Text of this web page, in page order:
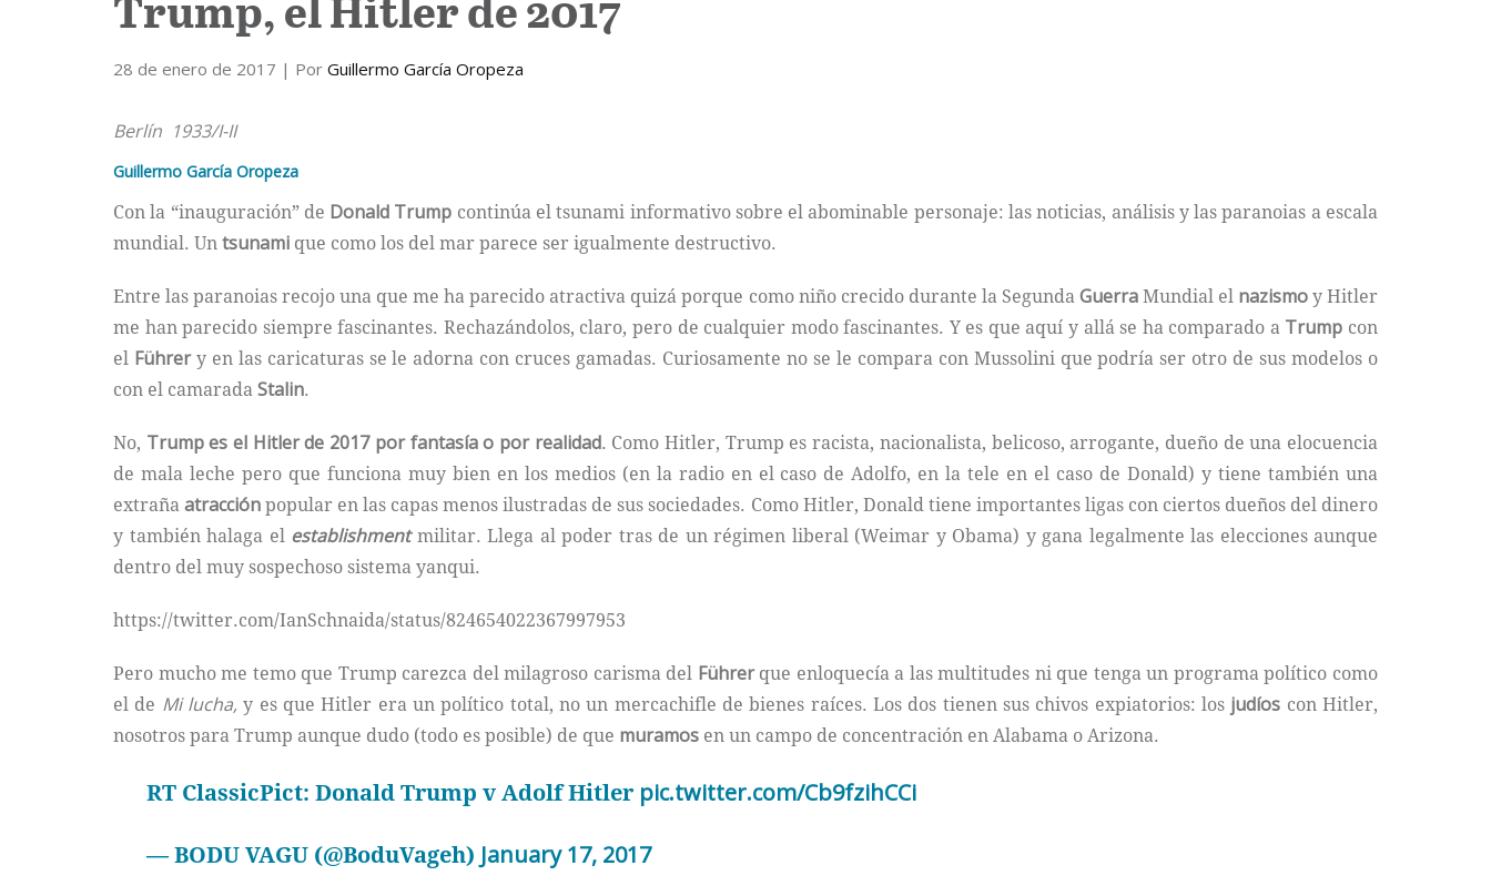
28 de enero de 2017 | Por Guillermo García Oropeza
Berlín 1933/I-II
Guillermo García Oropeza
Con la “inauguración” de Donald Trump continúa el tsunami informativo sobre el abominable personaje: las noticias, análisis y las paranoias a escala
mundial. Untsunami que como los del mar parece ser igualmente destructivo.
Entre las paranoias recojo una que me ha parecido atractiva quizá porque como niño crecido durante la SegundaGuerraMundial el nazismoy Hitler
me han parecido siempre fascinantes. Rechazándolos, claro, pero de cualquier modo fascinantes. Y es que aquí y allá se ha comparado a Trump con
el Führery en las caricaturas se le adorna con cruces gamadas. Curiosamente no se le compara con Mussolini que podría ser otro de sus modelos o
con el camaradaStalin.
No, Trump es el Hitler de 2017 por fantasía o por realidad. Como Hitler, Trump es racista, nacionalista, belicoso, arrogante, dueño de una elocuencia
de mala leche pero que funciona muy bien en los medios (en la radio en el caso de Adolfo, en la tele en el caso de Donald) y tiene también una
extrañaatracciónpopular en las capas menos ilustradas de sus sociedades. Como Hitler, Donald tiene importantes ligas con ciertos dueños del dinero
y también halaga el establishmentmilitar. Llega al poder tras de un régimen liberal (Weimar y Obama) y gana legalmente las elecciones aunque
dentro del muy sospechoso sistema yanqui.
https://twitter.com/IanSchnaida/status/824654022367997953
Pero mucho me temo que Trump carezca del milagroso carisma del Führerque enloquecía a las multitudes ni que tenga un programa político como
el de Mi lucha, y es que Hitler era un político total, no un mercachifle de bienes raíces. Los dos tienen sus chivos expiatorios: los judíos con Hitler,
nosotros para Trump aunque dudo (todo es posible) de que muramos en un campo de concentración en Alabama o Arizona.
RT ClassicPict: Donald Trump v Adolf Hitler pic.twitter.com/Cb9fzihCCi
— BODU VAGU (@BoduVageh) January 17, 2017